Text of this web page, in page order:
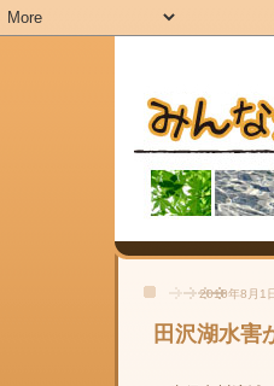
2010年8月1
田沢湖水害